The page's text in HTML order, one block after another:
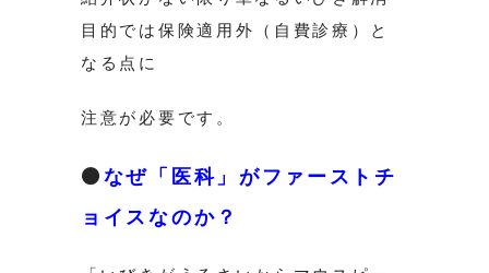
目的では保険適用外（自費診療）と
なる点に
注意が必要です。
⚫️ なぜ「医科」がファーストチ
ョイスなのか？